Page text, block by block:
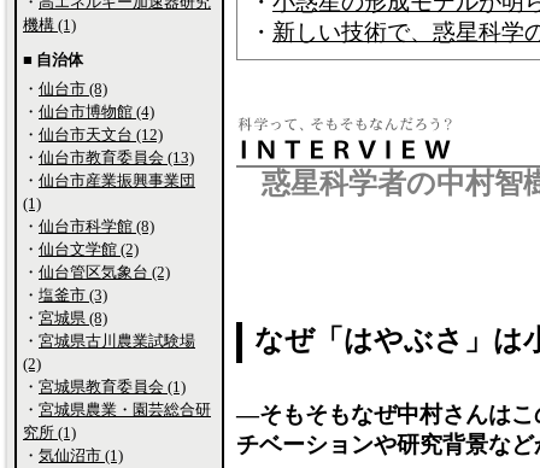
・ 新しい技術で、惑星科学
惑星科学者の中村智
なぜ「はやぶさ」は
―そもそもなぜ中村さんはこ
チベーションや研究背景な
機構 (1)
■ 自治体
・ 仙台市 (8)
・ 仙台市博物館 (4)
・ 仙台市天文台 (12)
・ 仙台市教育委員会 (13)
・ 仙台市産業振興事業団
(1)
・ 仙台市科学館 (8)
・ 仙台文学館 (2)
・ 仙台管区気象台 (2)
・ 塩釜市 (3)
・ 宮城県 (8)
・ 宮城県古川農業試験場
(2)
・ 宮城県教育委員会 (1)
・ 宮城県農業・園芸総合研
究所 (1)
・ 気仙沼市 (1)